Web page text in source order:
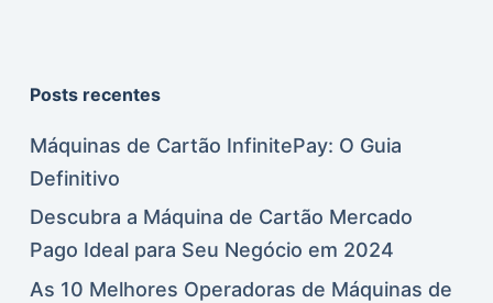
Posts recentes
Máquinas de Cartão InfinitePay: O Guia
Definitivo
Descubra a Máquina de Cartão Mercado
Pago Ideal para Seu Negócio em 2024
As 10 Melhores Operadoras de Máquinas de